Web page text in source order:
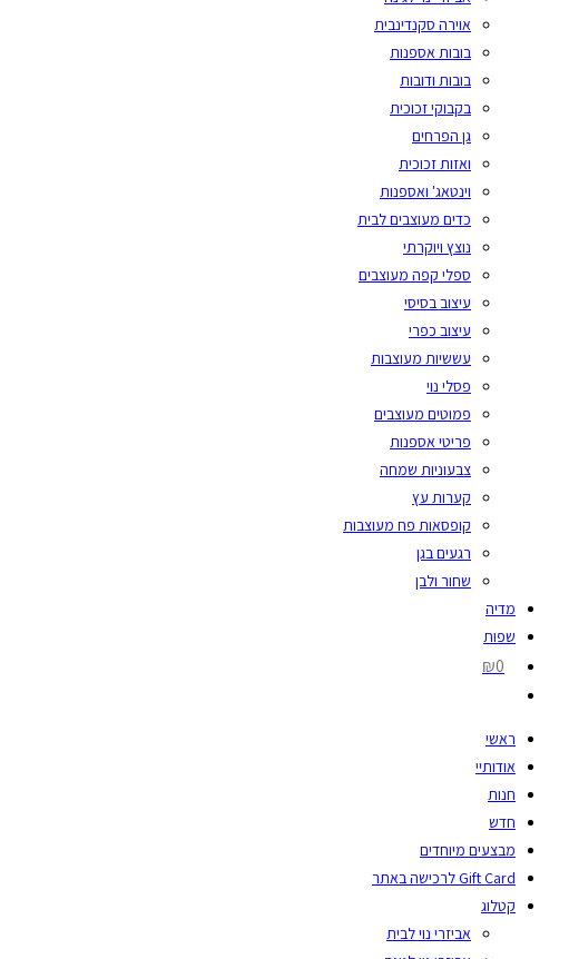
אוירה סקנדינבית
בובות אספנות
בובות ודובות
בקבוקי זכוכית
גן הפרחים
ואזות זכוכית
וינטאג' ואספנות
כדים מעוצבים לבית
נוצץ ויוקרתי
ספלי קפה מעוצבים
עיצוב בסיסי
עיצוב כפרי
עששיות מעוצבות
פסלי נוי
פמוטים מעוצבים
פריטי אספנות
צבעוניות שמחה
קערות עץ
קופסאות פח מעוצבות
רגעים בגן
שחור ולבן
מדיה
שפות
₪0
ראשי
אודותיי
חנות
חדש
מבצעים מיוחדים
Gift Card לרכישה באתר
קטלוג
אביזרי נוי לבית